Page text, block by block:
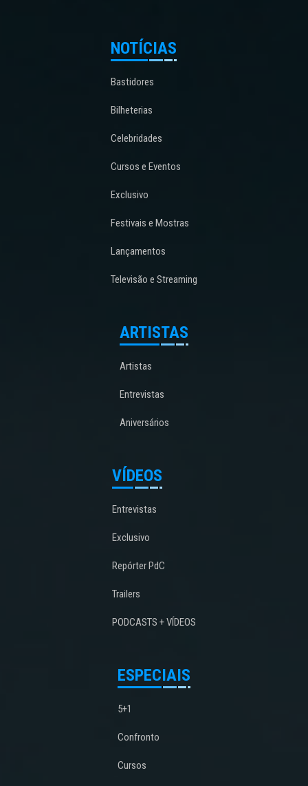
NOTÍCIAS
Bastidores
Bilheterias
Celebridades
Cursos e Eventos
Exclusivo
Festivais e Mostras
Lançamentos
Televisão e Streaming
ARTISTAS
Artistas
Entrevistas
Aniversários
VÍDEOS
Entrevistas
Exclusivo
Repórter PdC
Trailers
PODCASTS + VÍDEOS
ESPECIAIS
5+1
Confronto
Cursos